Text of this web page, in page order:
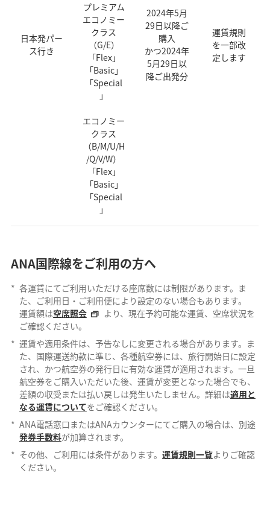
日本発パー
ス行き
プレミアム
エコノミー
クラス
（G/E）
「Flex」
「Basic」
「Special
」
エコノミー
クラス
（B/M/U/H
/Q/V/W）
「Flex」
「Basic」
「Special
」
2024年5月
29日以降ご
購入
かつ2024年
5月29日以
降ご出発分
運賃規則
を一部改
定します
ANA国際線をご利用の方へ
* 各運賃にてご利用いただける座席数には制限があります。ま
た、ご利用日・ご利用便により設定のない場合もあります。
運賃額は空席照会
より、現在予約可能な運賃、空席状況を
ご確認ください。
* 運賃や適用条件は、予告なしに変更される場合があります。ま
た、国際運送約款に準じ、各種航空券には、旅行開始日に設定
され、かつ航空券の発行日に有効な運賃が適用されます。一旦
航空券をご購入いただいた後、運賃が変更となった場合でも、
差額の収受または払い戻しは発生いたしません。詳細は適用と
なる運賃についてをご確認ください。
* ANA電話窓口またはANAカウンターにてご購入の場合は、別途
発券手数料が加算されます。
* その他、ご利用には条件があります。 運賃規則一覧よりご確認
ください。